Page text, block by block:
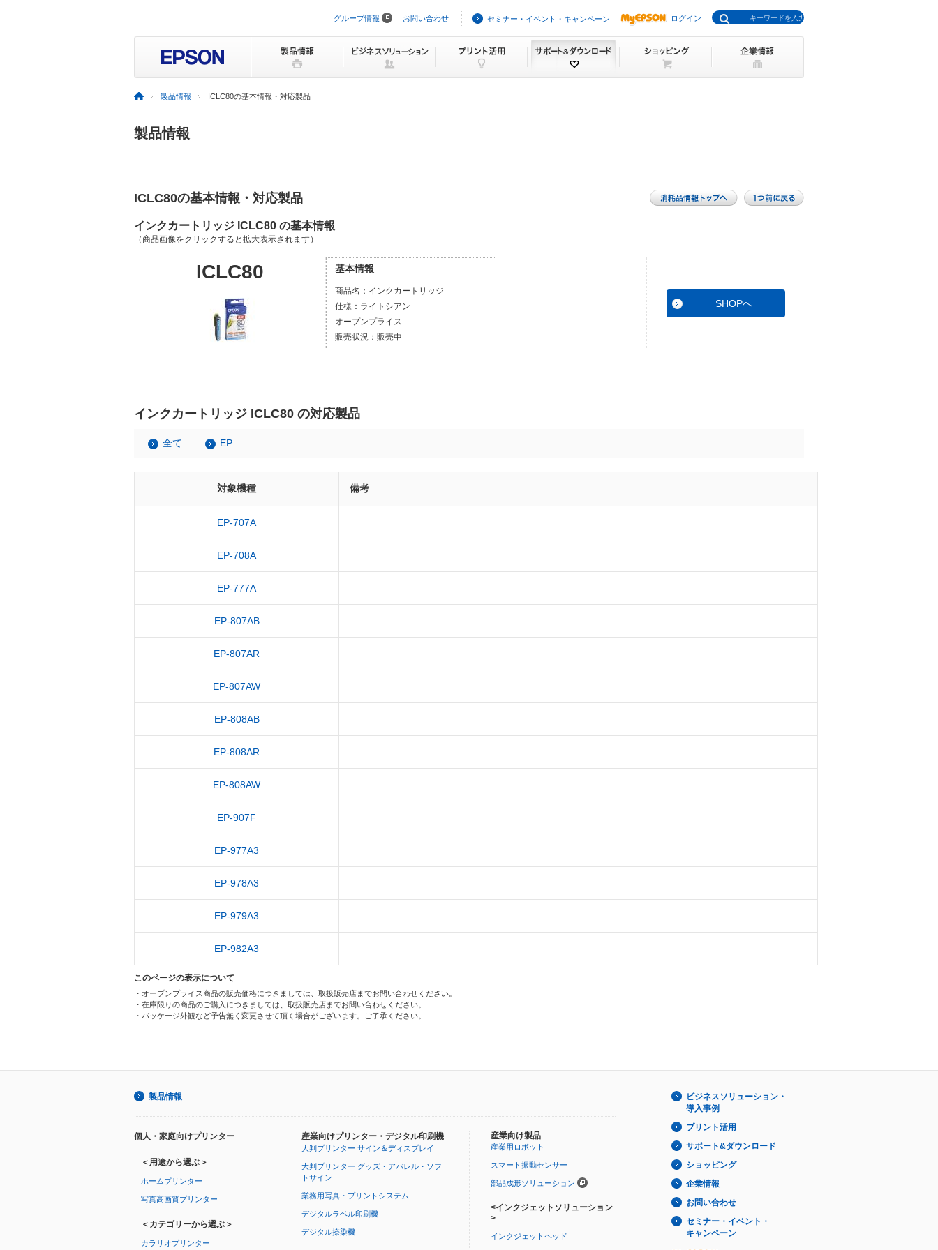
ビ
ョ
グループ情報 お問い合わせ セミナー・イベント・キャンペーン ログイン
製品情報 ICLC80の基本情報・対応製品
製品情報
ICLC80の基本情報・対応製品
インクカートリッジ ICLC80 の基本情報
（商品画像をクリックすると拡大表示されます）
ICLC80 基本情報
商品名： インクカートリッジ
仕様： ライトシアン
オープンプライス
販売状況： 販売中
SHOPへ
インクカートリッジ ICLC80 の対応製品
全て EP
対象機種 備考
EP-707A
EP-708A
EP-777A
EP-807AB
EP-807AR
EP-807AW
EP-808AB
EP-808AR
EP-808AW
EP-907F
EP-977A3
EP-978A3
EP-979A3
EP-982A3
このページの表示について
・オープンプライス商品の販売価格につきましては、取扱販売店までお問い合わせください。
・在庫限りの商品のご購入につきましては、取扱販売店までお問い合わせください。
・パッケージ外観など予告無く変更させて頂く場合がございます。ご了承ください。
製品情報
個人・家庭向けプリンター
＜用途から選ぶ＞
ホームプリンター
写真高画質プリンター
＜カテゴリーから選ぶ＞
カラリオプリンター
産業向けプリンター・デジタル印刷機
大判プリンター サイン＆ディスプレイ
大判プリンター グッズ・アパレル・ソフ
トサイン
業務用写真・プリントシステム
デジタルラベル印刷機
デジタル捺染機
産業向け製品
産業用ロボット
スマート振動センサー
部品成形ソリューション
<インクジェットソリューション
>
インクジェットヘッド
ビジネスソリューション・
導入事例
プリント活用
サポート&ダウンロード
ショッピング
企業情報
お問い合わせ
セミナー・イベント・
キャンペーン